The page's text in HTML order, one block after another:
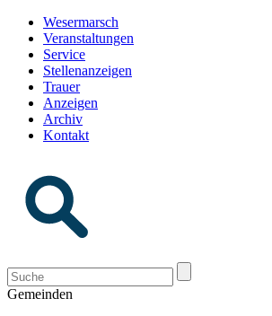
Wesermarsch
Veranstaltungen
Service
Stellenanzeigen
Trauer
Anzeigen
Archiv
Kontakt
Gemeinden